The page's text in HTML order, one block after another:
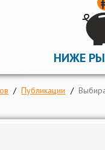
НИЖЕ
/ Публикации /